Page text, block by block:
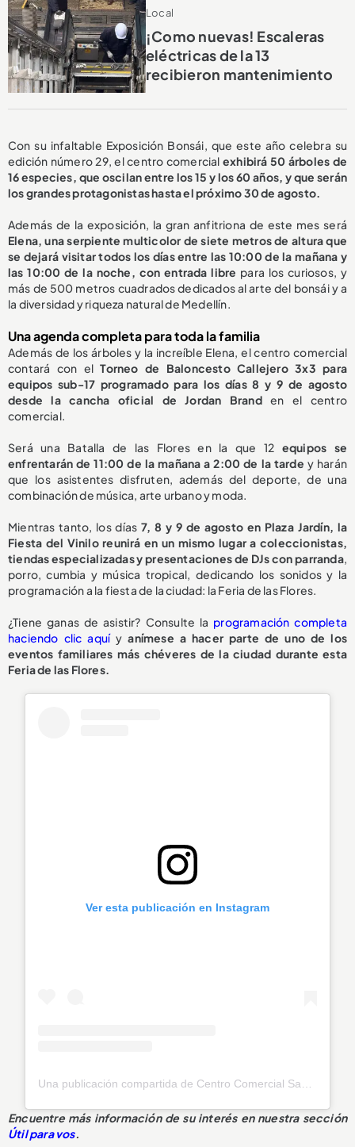
Local
¡Como nuevas! Escaleras
eléctricas de la 13
recibieron mantenimiento
Con su infaltable Exposición Bonsái, que este año celebra su
edición número 29, el centro comercial exhibirá 50 árboles de
16 especies, que oscilan entre los 15 y los 60 años, y que serán
los grandes protagonistas hasta el próximo 30 de agosto.
Además de la exposición, la gran anfitriona de este mes será
Elena, una serpiente multicolor de siete metros de altura que
se dejará visitar todos los días entre las 10:00 de la mañana y
las 10:00 de la noche, con entrada libre para los curiosos, y
más de 500 metros cuadrados dedicados al arte del bonsái y a
la diversidad y riqueza natural de Medellín.
Una agenda completa para toda la familia
Además de los árboles y la increíble Elena, el centro comercial
contará con elTorneo de Baloncesto Callejero 3x3 para
equipos sub-17 programado para los días 8 y 9 de agosto
desde la cancha oficial de Jordan Branden el centro
comercial.
Será una Batalla de las Flores en la que 12 equipos se
enfrentarán de 11:00 de la mañana a 2:00 de la tarde y harán
que los asistentes disfruten, además del deporte, de una
combinación de música, arte urbano y moda.
Mientras tanto, los días 7, 8 y 9 de agosto en Plaza Jardín, la
Fiesta del Vinilo reunirá en un mismo lugar a coleccionistas,
tiendas especializadas y presentaciones de DJs con parranda,
porro, cumbia y música tropical, dedicando los sonidos y la
programación a la fiesta de la ciudad: la Feria de las Flores.
¿Tiene ganas de asistir? Consulte la programación completa
haciendo clic aquíyanímese a hacer parte de uno de los
eventos familiares más chéveres de la ciudad durante esta
Feria de las Flores.
Ver esta publicación en Instagram
Encuentre más información de su interés en nuestra sección
Útil para vos.